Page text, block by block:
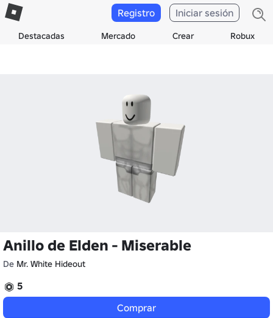
Destacadas Mercado Crear Robux
Registro Iniciar sesión
Anillo de Elden - Miserable
De Mr. White Hideout
5
Comprar